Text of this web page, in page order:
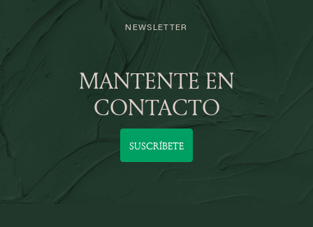
NEWSLETTER
MANTENTE EN
CONTACTO
SUSCRÍBETE